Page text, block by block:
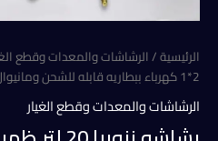
الرئيسية/الرشاشات والمعدات وقطع
2*1 كهرباء ببطاريه قابله للشحن ومانيوال لرش المبيدات
الرشاشات والمعدات وقطع الغيار